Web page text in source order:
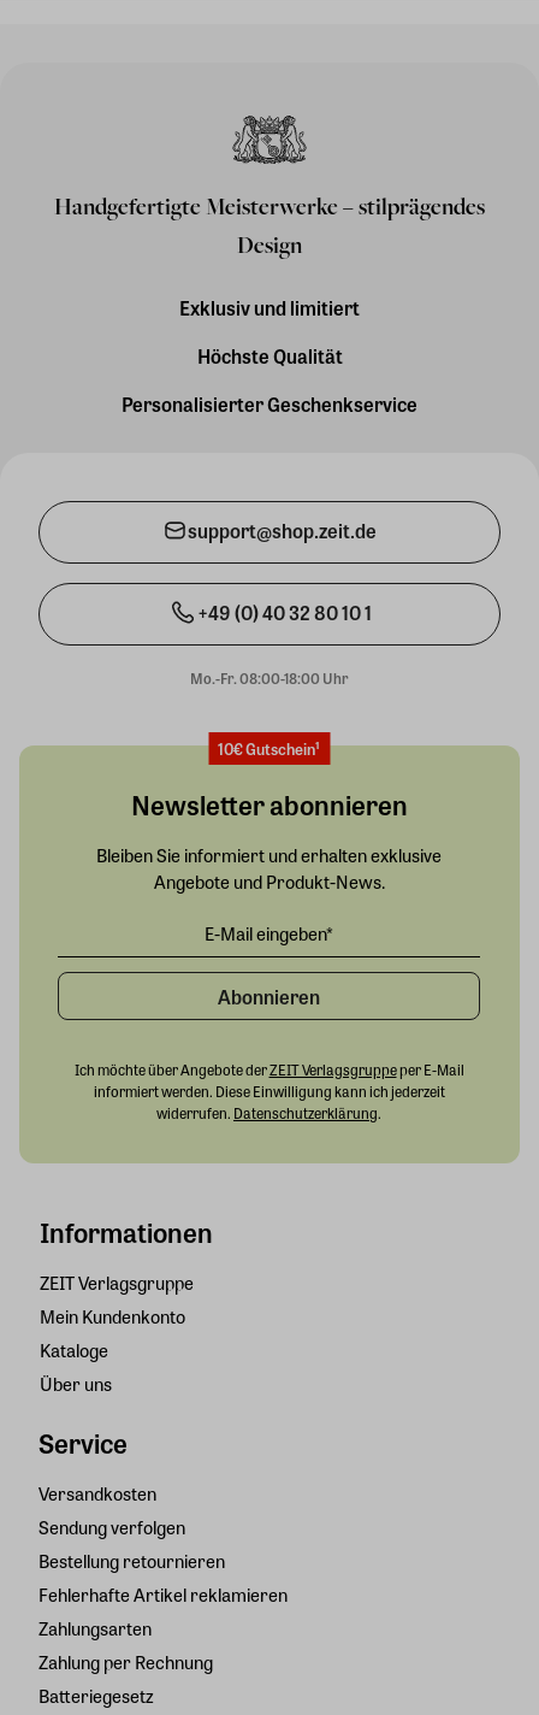
Handgefertigte Meisterwerke – stilprägendes
Design
Exklusiv und limitiert
Höchste Qualität
Personalisierter Geschenkservice
support@shop.zeit.de
+49 (0) 40 32 80 10 1
Mo.-Fr. 08:00-18:00 Uhr
Informationen
ZEIT Verlagsgruppe
Mein Kundenkonto
Kataloge
Über uns
Service
Versandkosten
Sendung verfolgen
Bestellung retournieren
Fehlerhafte Artikel reklamieren
Zahlungsarten
Zahlung per Rechnung
Batteriegesetz
10€ Gutschein¹
Newsletter abonnieren
Bleiben Sie informiert und erhalten exklusive
Angebote und Produkt-News.
Abonnieren
Ich möchte über Angebote derZEIT Verlagsgruppeper E-Mail
informiert werden. Diese Einwilligung kann ich jederzeit
widerrufen. Datenschutzerklärung.